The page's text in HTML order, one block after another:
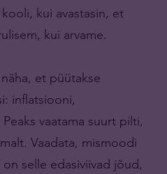
kui avastasin, et
kui arvame.
et püütakse
inflatsiooni,
vaatama suurt pilti,
Vaadata, mismoodi
selle edasiviivad jõud,